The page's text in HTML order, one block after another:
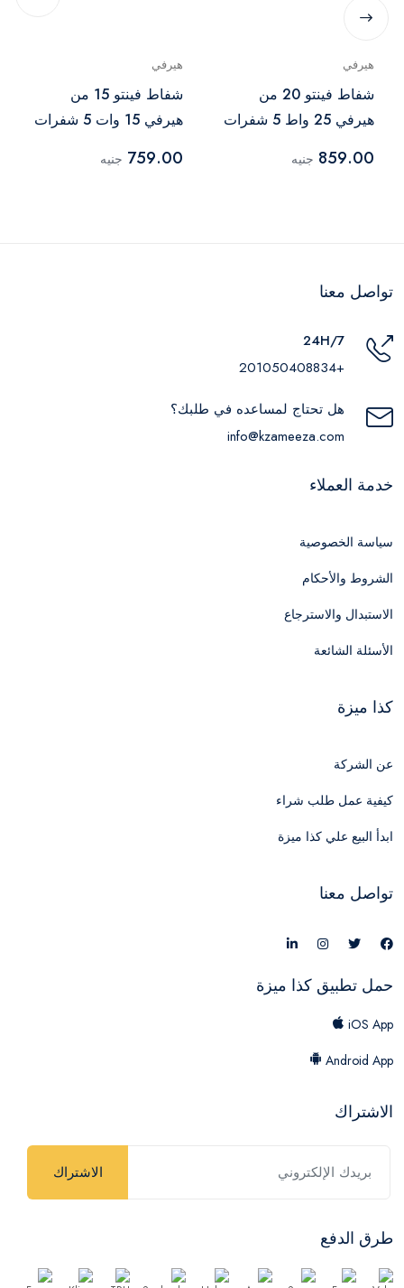
هيرفي
شفاط فينتو 20 من
هيرفي 25 واط 5 شفرات
859.00 جنيه
هيرفي
شفاط فينتو 15 من
هيرفي 15 وات 5 شفرات
759.00 جنيه
تواصل معنا
24H/7
+201050408834
هل تحتاج لمساعده في طلبك؟
info@kzameeza.com
خدمة العملاء
سياسة الخصوصية
الشروط والأحكام
الاستبدال والاسترجاع
الأسئلة الشائعة
كذا ميزة
عن الشركة
كيفية عمل طلب شراء
ابدأ البيع علي كذا ميزة
تواصل معنا
حمل تطبيق كذا ميزة
iOS App
Android App
الاشتراك
الاشتراك
طرق الدفع